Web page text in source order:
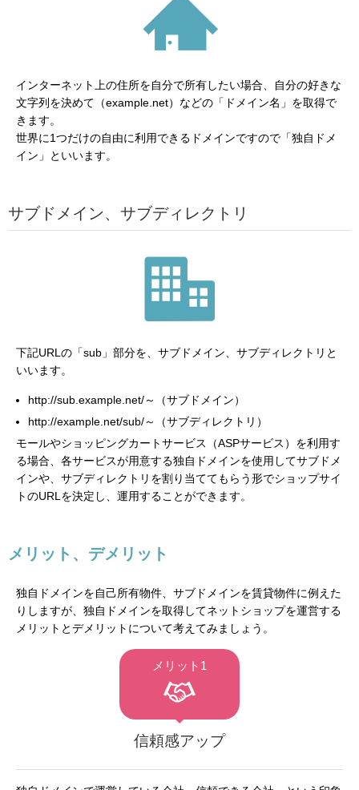
インターネット上の住所を自分で所有したい場合、自分の好きな
文字列を決めて（example.net）などの「ドメイン名」を取得で
きます。
世界に1つだけの自由に利用できるドメインですので「独自ドメ
イン」といいます。
サブドメイン、サブディレクトリ
下記URLの「sub」部分を、サブドメイン、サブディレクトリと
いいます。
http://sub.example.net/～（サブドメイン）
http://example.net/sub/～（サブディレクトリ）
モールやショッピングカートサービス（ASPサービス）を利用す
る場合、各サービスが用意する独自ドメインを使用してサブドメ
インや、サブディレクトリを割り当ててもらう形でショップサイ
トのURLを決定し、運用することができます。
メリット、デメリット
独自ドメインを自己所有物件、サブドメインを賃貸物件に例えた
りしますが、独自ドメインを取得してネットショップを運営する
メリットとデメリットについて考えてみましょう。
メリット1
信頼感アップ